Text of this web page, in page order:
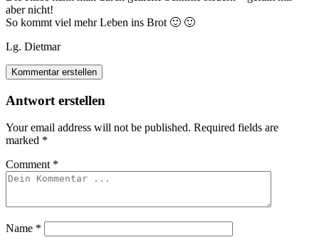
aber nicht!
So kommt viel mehr Leben ins Brot 🙂 🙂
Lg. Dietmar
Kommentar erstellen
Antwort erstellen
Your email address will not be published. Required fields are
marked *
Comment *
Name *